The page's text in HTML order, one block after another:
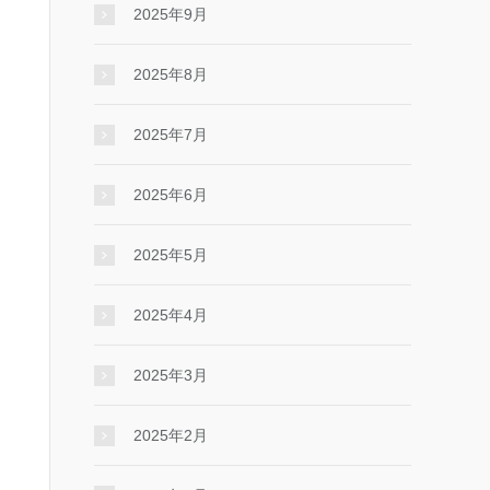
2025年9月
2025年8月
2025年7月
2025年6月
2025年5月
2025年4月
2025年3月
2025年2月